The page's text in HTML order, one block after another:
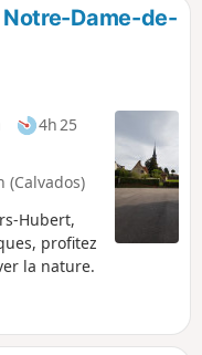
Dame-de-
4h 25
(Calvados)
Hubert,
profitez
la nature.